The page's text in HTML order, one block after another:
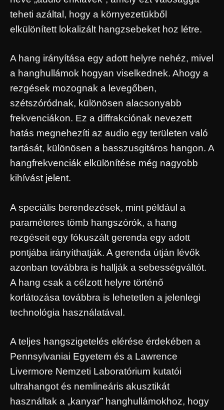
teheti azáltal, hogy a környezetükből
elkülönített lokalizált hangzsebeket hoz létre.
A hang irányítása egy adott helyre nehéz, mivel
a hanghullámok hogyan viselkednek. Ahogy a
rezgések mozognak a levegőben,
szétszóródnak, különösen alacsonyabb
frekvenciákon. Ez a diffrakciónak nevezett
hatás megnehezíti az audio egy területen való
tartását, különösen a basszusgitáros hangon. A
hangfrekvenciák elkülönítése még nagyobb
kihívást jelent.
A speciális berendezések, mint például a
paraméteres tömb hangszórók, a hang
rezgéseit egy fókuszált gerenda egy adott
pontjába irányíthatják. A gerenda útján lévők
azonban továbbra is hallják a sebességváltót.
A hang csak a célzott helyre történő
korlátozása továbbra is lehetetlen a jelenlegi
technológia használatával.
A teljes hangszigetelés elérése érdekében a
Pennsylvaniai Egyetem és a Lawrence
Livermore Nemzeti Laboratórium kutatói
ultrahangot és nemlineáris akusztikát
használtak a „kanyar” hanghullámokhoz, hogy